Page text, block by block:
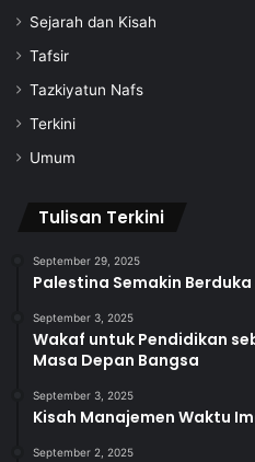
Sejarah dan Kisah
Tafsir
Tazkiyatun Nafs
Terkini
Umum
Tulisan Terkini
September 29, 2025
Palestina Semakin Berduka
September 3, 2025
Wakaf untuk Pendidikan
Masa Depan Bangsa
September 3, 2025
Kisah Manajemen Waktu
September 2, 2025